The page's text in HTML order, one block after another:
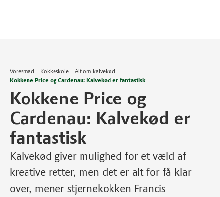
Voresmad Kokkeskole
Alt om kalvekød
Kokkene Price og Cardenau: Kalvekød er fantastisk
Kokkene Price og
Cardenau: Kalvekød er
fantastisk
Kalvekød giver mulighed for et væld af
kreative retter, men det er alt for få klar
over, mener stjernekokken Francis